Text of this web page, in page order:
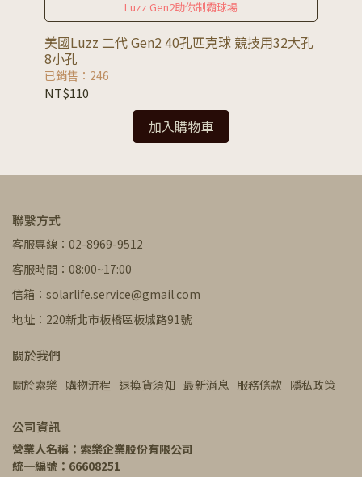
Luzz Gen2助你制霸球場
美國Luzz 二代 Gen2 40孔匹克球 競技用32大孔
8小孔
已銷售：246
NT$110
加入購物車
聯繫方式
客服專線：02-8969-9512
客服時間：08:00~17:00
信箱：solarlife.service@gmail.com
地址：220新北市板橋區板城路91號
關於我們
關於索樂 購物流程 退換貨須知 最新消息 服務條款 隱私政策
公司資訊
營業人名稱：索樂企業股份有限公司
統一編號：66608251